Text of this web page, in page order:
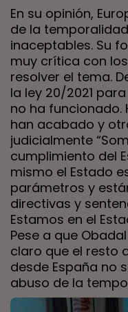
En su opinión,
de la
inaceptables. Su
muy crítica con
resolver el tema.
la ley 20/2021
no ha funcionado.
han acabado y
judicialmente
cumplimiento del
mismo el Estado
parámetros y
directivas y
Estamos en el
Pese a que
claro que el resto
desde España no
abuso de la